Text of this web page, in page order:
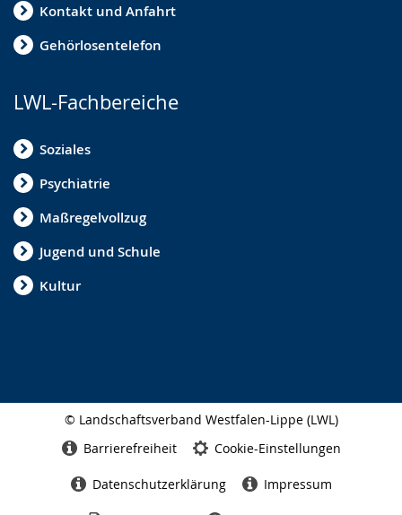
Kontakt und Anfahrt
Gehörlosentelefon
LWL-Fachbereiche
Soziales
Psychiatrie
Maßregelvollzug
Jugend und Schule
Kultur
© Landschaftsverband Westfalen-Lippe (LWL)
Barrierefreiheit Cookie-Einstellungen
Datenschutzerklärung Impressum